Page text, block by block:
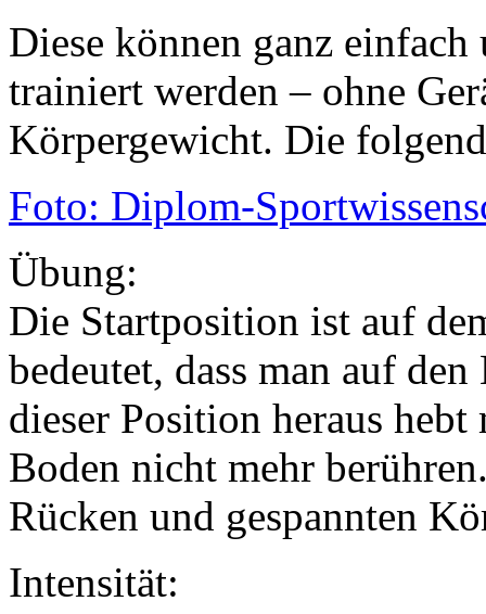
Diese können ganz
trainiert werden – ohne
Körpergewicht. Die
Foto: Diplom-
Übung:
Die Startposition ist auf
bedeutet, dass man auf
dieser Position heraus
Boden nicht mehr
Rücken und gespannten
Intensität: